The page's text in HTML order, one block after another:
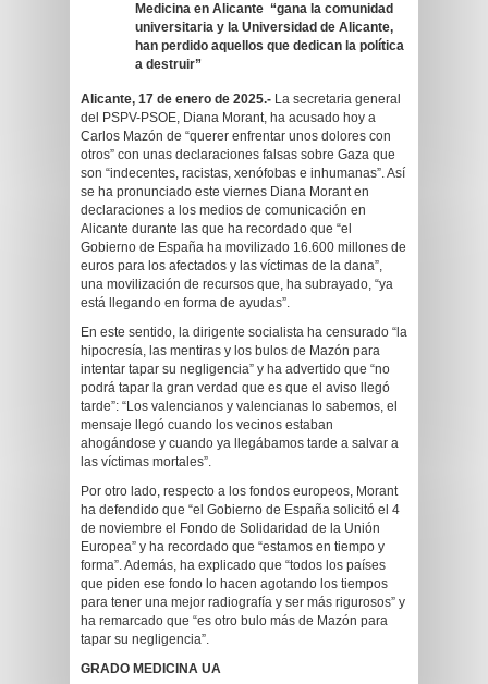
Medicina en Alicante “gana la comunidad
universitaria y la Universidad de Alicante,
han perdido aquellos que dedican la política
a destruir”
Alicante, 17 de enero de 2025.- La secretaria general
del PSPV-PSOE, Diana Morant, ha acusado hoy a
Carlos Mazón de “querer enfrentar unos dolores con
otros” con unas declaraciones falsas sobre Gaza que
son “indecentes, racistas, xenófobas e inhumanas”. Así
se ha pronunciado este viernes Diana Morant en
declaraciones a los medios de comunicación en
Alicante durante las que ha recordado que “el
Gobierno de España ha movilizado 16.600 millones de
euros para los afectados y las víctimas de la dana”,
una movilización de recursos que, ha subrayado, “ya
está llegando en forma de ayudas”.
En este sentido, la dirigente socialista ha censurado “la
hipocresía, las mentiras y los bulos de Mazón para
intentar tapar su negligencia” y ha advertido que “no
podrá tapar la gran verdad que es que el aviso llegó
tarde”: “Los valencianos y valencianas lo sabemos, el
mensaje llegó cuando los vecinos estaban
ahogándose y cuando ya llegábamos tarde a salvar a
las víctimas mortales”.
Por otro lado, respecto a los fondos europeos, Morant
ha defendido que “el Gobierno de España solicitó el 4
de noviembre el Fondo de Solidaridad de la Unión
Europea” y ha recordado que “estamos en tiempo y
forma”. Además, ha explicado que “todos los países
que piden ese fondo lo hacen agotando los tiempos
para tener una mejor radiografía y ser más rigurosos” y
ha remarcado que “es otro bulo más de Mazón para
tapar su negligencia”.
GRADO MEDICINA UA